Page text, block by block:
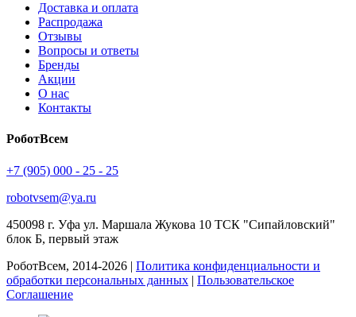
Доставка и оплата
Распродажа
Отзывы
Вопросы и ответы
Бренды
Акции
О нас
Контакты
РоботВсем
+7 (905) 000 - 25 - 25
robotvsem@ya.ru
450098 г. Уфа ул. Маршала Жукова 10 ТСК "Сипайловский"
блок Б, первый этаж
РоботВсем, 2014-2026 | Политика конфиденциальности и
обработки персональных данных | Пользовательское
Соглашение